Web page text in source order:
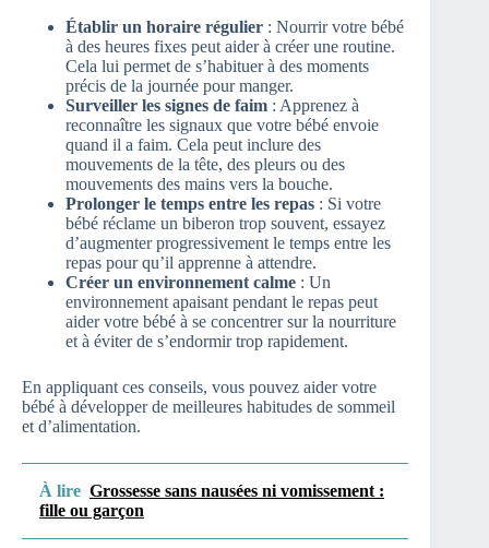
Établir un horaire régulier : Nourrir votre bébé
à des heures fixes peut aider à créer une routine.
Cela lui permet de s’habituer à des moments
précis de la journée pour manger.
Surveiller les signes de faim : Apprenez à
reconnaître les signaux que votre bébé envoie
quand il a faim. Cela peut inclure des
mouvements de la tête, des pleurs ou des
mouvements des mains vers la bouche.
Prolonger le temps entre les repas : Si votre
bébé réclame un biberon trop souvent, essayez
d’augmenter progressivement le temps entre les
repas pour qu’il apprenne à attendre.
Créer un environnement calme : Un
environnement apaisant pendant le repas peut
aider votre bébé à se concentrer sur la nourriture
et à éviter de s’endormir trop rapidement.
En appliquant ces conseils, vous pouvez aider votre
bébé à développer de meilleures habitudes de sommeil
et d’alimentation.
À lire Grossesse sans nausées ni vomissement :
fille ou garçon